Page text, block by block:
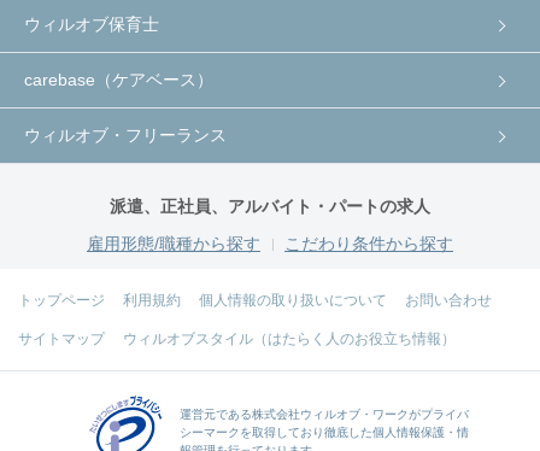
ウィルオブ保育士
carebase（ケアベース）
ウィルオブ・フリーランス
派遣、正社員、アルバイト・パートの求人
雇用形態/職種から探す
こだわり条件から探す
トップページ 利用規約 個人情報の取り扱いについて お問い合わせ
サイトマップ ウィルオブスタイル（はたらく人のお役立ち情報）
運営元である株式会社ウィルオブ・ワークがプライバ
シーマークを取得しており徹底した個人情報保護・情